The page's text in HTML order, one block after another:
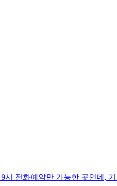
시 전화예약만 가능한 곳인데,